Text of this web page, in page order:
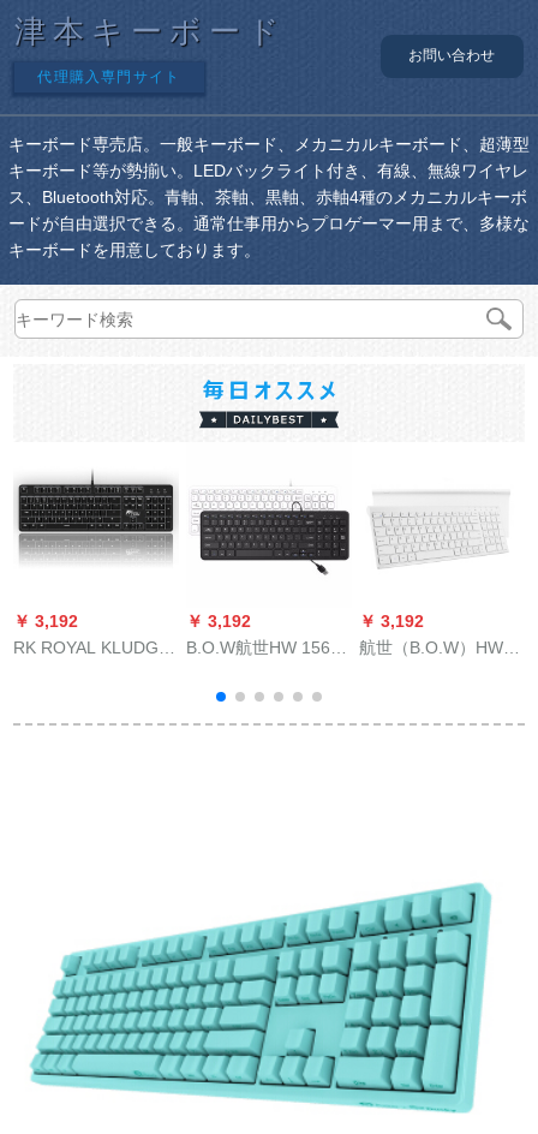
津本キーボード
代理購入専門サイト
お問い合わせ
キーボード専売店。一般キーボード、メカニカルキーボード、超薄型
キーボード等が勢揃い。LEDバックライト付き、有線、無線ワイヤレ
ス、Bluetooth対応。青軸、茶軸、黒軸、赤軸4種のメカニカルキーボ
ードが自由選択できる。通常仕事用からプロゲーマー用まで、多様な
キーボードを用意しております。
￥ 3,192
RK ROYAL KLUDGE
イツ元工場chrry軸体
￥ 3,192
B.O.W航世HW 156有
イス超薄型サイレン
トチョコレ・バック
￥ 3,192
航世（B.O.W）HW
ボーノノートノート